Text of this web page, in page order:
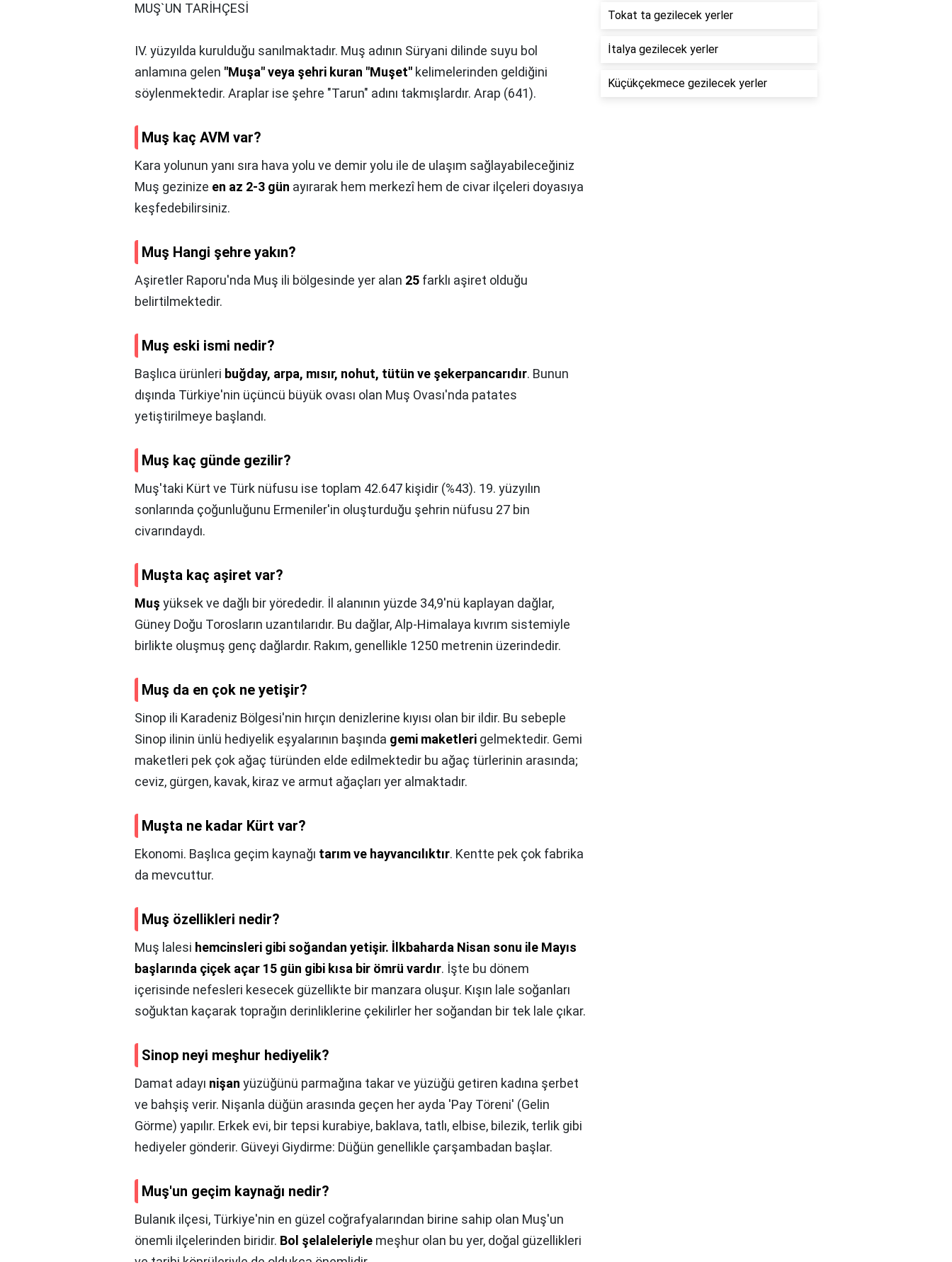
MUŞ`UN TARİHÇESİ
IV. yüzyılda kurulduğu sanılmaktadır. Muş adının Süryani dilinde suyu bol
anlamına gelen "Muşa" veya şehri kuran "Muşet" kelimelerinden geldiğini
söylenmektedir. Araplar ise şehre "Tarun" adını takmışlardır. Arap (641).
Muş kaç AVM var?
Kara yolunun yanı sıra hava yolu ve demir yolu ile de ulaşım sağlayabileceğiniz
Muş gezinize en az 2-3 gün ayırarak hem merkezî hem de civar ilçeleri doyasıya
keşfedebilirsiniz.
Muş Hangi şehre yakın?
Aşiretler Raporu'nda Muş ili bölgesinde yer alan 25 farklı aşiret olduğu
belirtilmektedir.
Muş eski ismi nedir?
Başlıca ürünleri buğday, arpa, mısır, nohut, tütün ve şekerpancarıdır. Bunun
dışında Türkiye'nin üçüncü büyük ovası olan Muş Ovası'nda patates
yetiştirilmeye başlandı.
Muş kaç günde gezilir?
Muş'taki Kürt ve Türk nüfusu ise toplam 42.647 kişidir (%43). 19. yüzyılın
sonlarında çoğunluğunu Ermeniler'in oluşturduğu şehrin nüfusu 27 bin
civarındaydı.
Muşta kaç aşiret var?
Muş yüksek ve dağlı bir yörededir. İl alanının yüzde 34,9'nü kaplayan dağlar,
Güney Doğu Torosların uzantılarıdır. Bu dağlar, Alp-Himalaya kıvrım sistemiyle
birlikte oluşmuş genç dağlardır. Rakım, genellikle 1250 metrenin üzerindedir.
Muş da en çok ne yetişir?
Sinop ili Karadeniz Bölgesi'nin hırçın denizlerine kıyısı olan bir ildir. Bu sebeple
Sinop ilinin ünlü hediyelik eşyalarının başında gemi maketleri gelmektedir. Gemi
maketleri pek çok ağaç türünden elde edilmektedir bu ağaç türlerinin arasında;
ceviz, gürgen, kavak, kiraz ve armut ağaçları yer almaktadır.
Muşta ne kadar Kürt var?
Ekonomi. Başlıca geçim kaynağı tarım ve hayvancılıktır. Kentte pek çok fabrika
da mevcuttur.
Muş özellikleri nedir?
Muş lalesi hemcinsleri gibi soğandan yetişir. İlkbaharda Nisan sonu ile Mayıs
başlarında çiçek açar 15 gün gibi kısa bir ömrü vardır. İşte bu dönem
içerisinde nefesleri kesecek güzellikte bir manzara oluşur. Kışın lale soğanları
soğuktan kaçarak toprağın derinliklerine çekilirler her soğandan bir tek lale çıkar.
Sinop neyi meşhur hediyelik?
Damat adayı nişan yüzüğünü parmağına takar ve yüzüğü getiren kadına şerbet
ve bahşiş verir. Nişanla düğün arasında geçen her ayda 'Pay Töreni' (Gelin
Görme) yapılır. Erkek evi, bir tepsi kurabiye, baklava, tatlı, elbise, bilezik, terlik gibi
hediyeler gönderir. Güveyi Giydirme: Düğün genellikle çarşambadan başlar.
Muş'un geçim kaynağı nedir?
Bulanık ilçesi, Türkiye'nin en güzel coğrafyalarından birine sahip olan Muş'un
önemli ilçelerinden biridir. Bol şelaleleriyle meşhur olan bu yer, doğal güzellikleri
Tokat ta gezilecek yerler
İtalya gezilecek yerler
Küçükçekmece gezilecek yerler